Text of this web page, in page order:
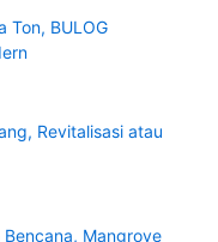
Ton, BULOG
Revitalisasi atau
Mangrove